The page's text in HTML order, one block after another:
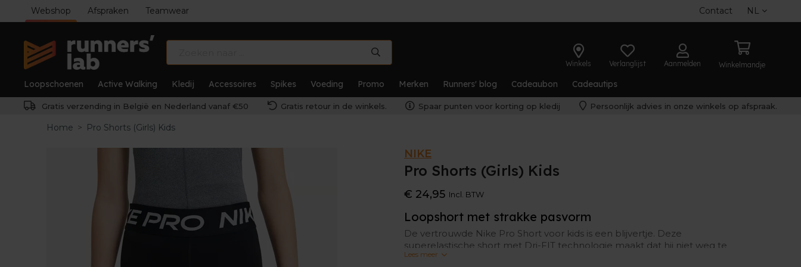
Webshop Afspraken Teamwear Contact NL
Winkels Verlanglijst Aanmelden Winkelmandje
Loopschoenen Active Walking Kledij Accessoires Spikes Voeding Promo Merken Runners' blog Cadeaubon Cadeautips
Gratis verzending in België en Nederland vanaf €50 Gratis retour in de winkels. Spaar punten voor korting op kledij Persoonlijk advies in onze winkels op afspraak.
Home > Pro Shorts (Girls) Kids
NIKE
Pro Shorts (Girls) Kids
€ 24,95 Incl. BTW
Loopshort met strakke pasvorm
De vertrouwde Nike Pro Short voor kids is een blijvertje. Deze
superelastische short met Dri-FIT technologie maakt dat hij niet weg te
denken is uit het aanbod.
Lees meer